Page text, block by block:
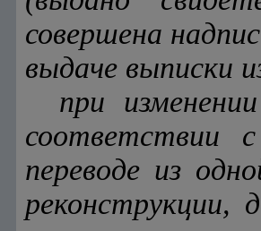
совершена
выдаче выписки
при
соответствии
переводе из
реконструкции,